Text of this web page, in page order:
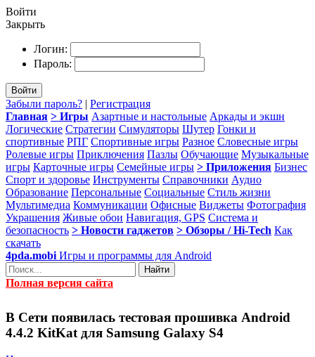
Войти
Закрыть
Логин:
Пароль:
Войти
Забыли пароль? | Регистрация
Главная > Игры Азартные и настольные Аркады и экшн
Логические Стратегии Симуляторы Шутер Гонки и
спортивные РПГ Спортивные игры Разное Словесные игры
Ролевые игры Приключения Пазлы Обучающие Музыкальные
игры Карточные игры Семейные игры > Приложения Бизнес
Спорт и здоровье Инструменты Справочники Аудио
Образование Персональные Социальные Стиль жизни
Мультимедиа Коммуникации Офисные Виджеты Фотография
Украшения Живые обои Навигация, GPS Система и
безопасность > Новости гаджетов > Обзоры / Hi-Tech Как
скачать
4pda.mobi Игры и программы для Android
Найти
Полная версия сайта
В Сети появилась тестовая прошивка Android
4.4.2 KitKat для Samsung Galaxy S4